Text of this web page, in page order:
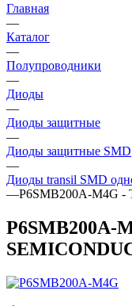
Главная
—
Каталог
—
Полупроводники
—
Диоды
—
Диоды защитные
—
Диоды защитные SMD
—
Диоды transil SMD
—P6SMB200A-M4G -
P6SMB200A-